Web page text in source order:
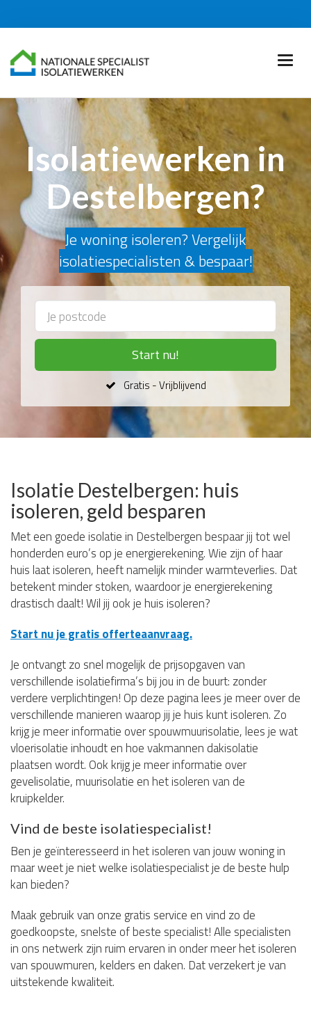
Isolatiewerken in
Destelbergen?
Je woning isoleren? Vergelijk
isolatiespecialisten & bespaar!
Start nu!
Gratis - Vrijblijvend
Isolatie Destelbergen: huis
isoleren, geld besparen
Met een goede isolatie in Destelbergen bespaar jij tot wel
honderden euro’s op je energierekening. Wie zijn of haar
huis laat isoleren, heeft namelijk minder warmteverlies. Dat
betekent minder stoken, waardoor je energierekening
drastisch daalt! Wil jij ook je huis isoleren?
Start nu je gratis offerteaanvraag.
Je ontvangt zo snel mogelijk de prijsopgaven van
verschillende isolatiefirma’s bij jou in de buurt: zonder
verdere verplichtingen! Op deze pagina lees je meer over de
verschillende manieren waarop jij je huis kunt isoleren. Zo
krijg je meer informatie over spouwmuurisolatie, lees je wat
vloerisolatie inhoudt en hoe vakmannen dakisolatie
plaatsen wordt. Ook krijg je meer informatie over
gevelisolatie, muurisolatie en het isoleren van de
kruipkelder.
Vind de beste isolatiespecialist!
Ben je geïnteresseerd in het isoleren van jouw woning in
maar weet je niet welke isolatiespecialist je de beste hulp
kan bieden?
Maak gebruik van onze gratis service en vind zo de
goedkoopste, snelste of beste specialist! Alle specialisten
in ons netwerk zijn ruim ervaren in onder meer het isoleren
van spouwmuren, kelders en daken. Dat verzekert je van
uitstekende kwaliteit.